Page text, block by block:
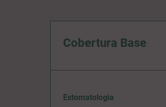
Cobertura Base
Estomatologia